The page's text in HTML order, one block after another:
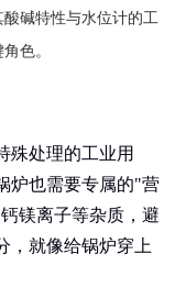
碱特性与水位计的工
色。
殊处理的工业用
炉也需要专属的"营
镁离子等杂质，避
，就像给锅炉穿上